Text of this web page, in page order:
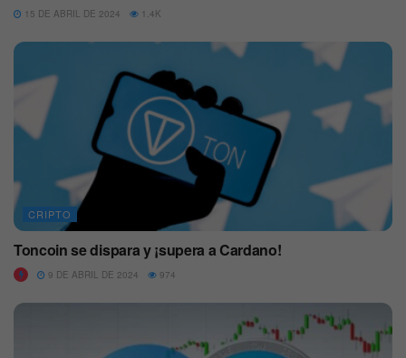
15 DE ABRIL DE 2024 1.4K
CRIPTO
Toncoin se dispara y ¡supera a Cardano!
9 DE ABRIL DE 2024 974